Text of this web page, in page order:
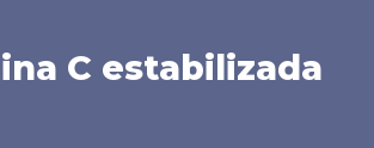
C estabilizada